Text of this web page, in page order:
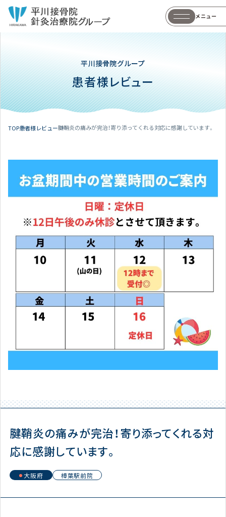
メニュー
平川接骨院グループ
患者様レビュー
TOP患者様レビュー腱鞘炎の痛みが完治！寄り添ってくれる対応に感謝しています。
腱鞘炎の痛みが完治！寄り添ってくれる対
応に感謝しています。
大阪府 樟葉駅前院